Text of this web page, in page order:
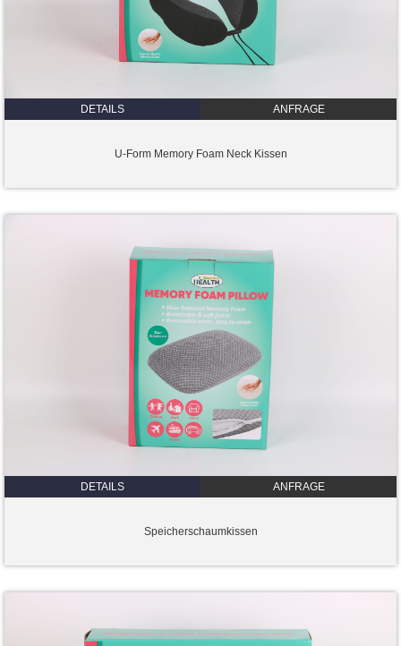
DETAILS ANFRAGE
U-Form Memory Foam Neck Kissen
DETAILS ANFRAGE
Speicherschaumkissen